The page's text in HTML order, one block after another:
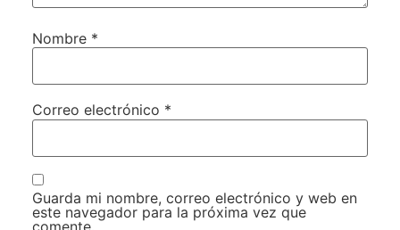
Nombre *
Correo electrónico *
Guarda mi nombre, correo electrónico y web en
este navegador para la próxima vez que